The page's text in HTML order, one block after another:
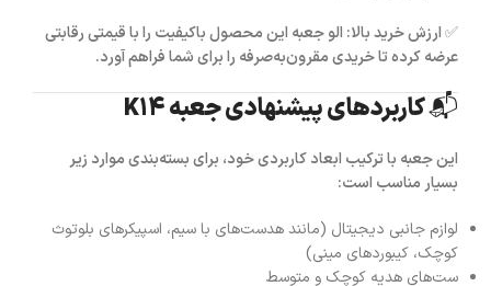
✅ارزش خرید بالا: الو جعبه این محصول باکیفیت را با قیمتی رقابتی
عرضه کرده تا خریدی مقرون‌به‌صرفه را برای شما فراهم آورد.
📬 کاربردهای پیشنهادی جعبه K14
این جعبه با ترکیب ابعاد کاربردی خود، برای بسته‌بندی موارد زیر
بسیار مناسب است:
لوازم جانبی دیجیتال (مانند هدست‌های با سیم، اسپیکرهای بلوتوث
کوچک، کیبوردهای مینی)
ست‌های هدیه کوچک و متوسط